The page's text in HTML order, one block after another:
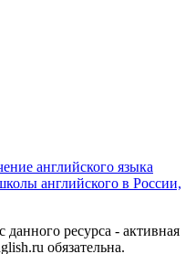
английского языка
английского в России,
ресурса - активная
обязательна.